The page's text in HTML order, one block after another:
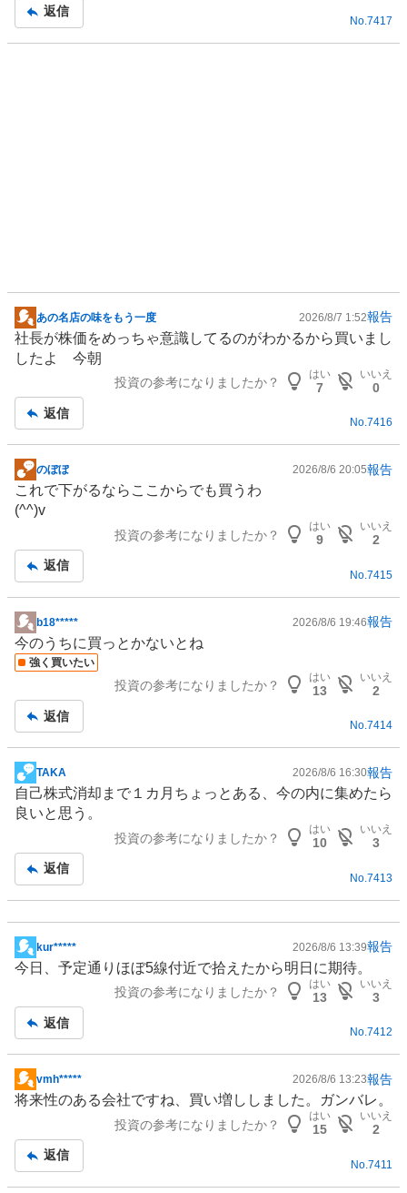
、
強
事
返信
No. 7417
掲
示
板
あの名店の味をもう一度 2026/8/7 1:52報告
社長が株価をめっちゃ意識してるのがわかるから買いまし
したよ 今朝
投資の参考になりましたか？
はい
7
いいえ
0
返信
No.7416
掲
示
板
のぼぼ 2026/8/6 20:05報告
これで下がるならここからでも買うわ
(^^)v
投資の参考になりましたか？
はい
9
いいえ
2
返信
No. 7415
掲
示
板
b18***** 2026/8/6 19:46報告
今のうちに買っとかないとね
強く買いたい
投資の参考になりましたか？
はい
13
いいえ
2
返信
No.7414
掲
示
板
TAKA 2026/8/6 16:30報告
自己株式消却まで１カ月ちょっとある、今の内に集めたら
良いと思う。
投資の参考になりましたか？
はい
10
いいえ
3
返信
No. 7413
掲
示
事
kur***** 2026/8/6 13:39報告
今日、予定通りほぼ5線付近で拾えたから明日に期待。
投資の参考になりましたか？
はい
13
いいえ
3
返信
No.7412
掲
示
事
vmh***** 2026/8/6 13:23報告
将来性のある会社ですね、買い増ししました。ガンバレ。
投資の参考になりましたか？
はい
15
いいえ
2
返信
No. 7411